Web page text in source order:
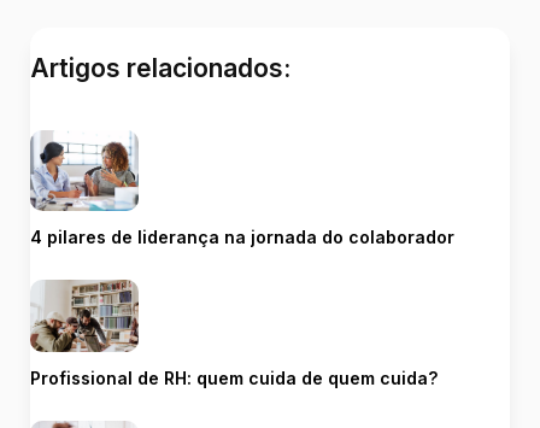
Artigos relacionados:
4 pilares de liderança na jornada do colaborador
Profissional de RH: quem cuida de quem cuida?